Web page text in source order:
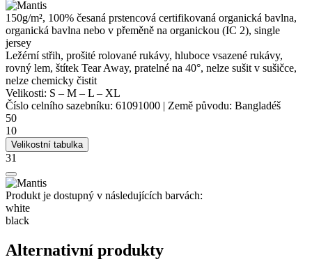
150g/m², 100% česaná prstencová certifikovaná organická bavlna,
organická bavlna nebo v přeměně na organickou (IC 2), single
jersey
Ležérní střih, prošité rolované rukávy, hluboce vsazené rukávy,
rovný lem, štítek Tear Away, pratelné na 40°, nelze sušit v sušičce,
nelze chemicky čistit
Velikosti: S – M – L – XL
Číslo celního sazebníku: 61091000 | Země původu: Bangladéš
50
10
Velikostní tabulka
31
Produkt je dostupný v následujících barvách:
white
black
Alternativní produkty